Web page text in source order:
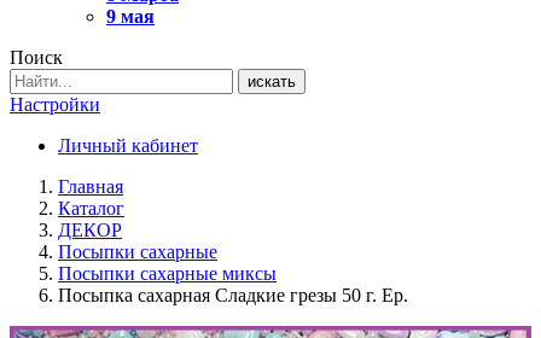
9 мая
Поиск
искать
Настройки
Личный кабинет
Главная
Каталог
ДЕКОР
Посыпки сахарные
Посыпки сахарные миксы
Посыпка сахарная Сладкие грезы 50 г. Ер.